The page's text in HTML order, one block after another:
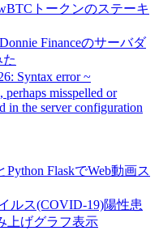
トークンのステーキ
Financeのサーバダ
Syntax error ~
misspelled or
in the server configuration
Python FlaskでWeb動画ス
ルス(COVID-19)陽性患
上げグラフ表示